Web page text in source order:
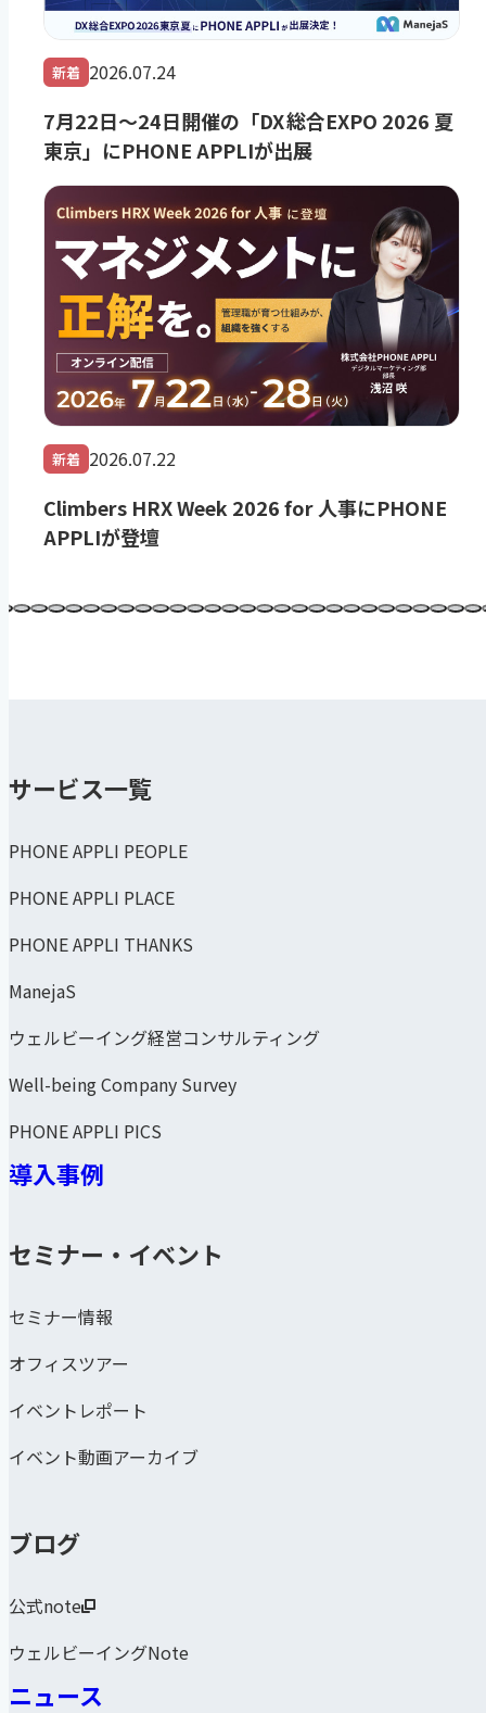
新着 2026.07.24
7月22日～24日開催の「DX 総合EXPO 2026 夏
東京」にPHONE APPLIが出展
新着 2026.07.22
Climbers HRX Week 2026 for 人事にPHONE
APPLIが登壇
サービス一覧
PHONE APPLI PEOPLE
PHONE APPLI PLACE
PHONE APPLI THANKS
ManejaS
ウェルビーイング経営コンサルティング
Well-being Company Survey
PHONE APPLI PICS
導入事例
セミナー・イベント
セミナー情報
オフィスツアー
イベントレポート
イベント動画アーカイブ
ブログ
公式note
ウェルビーイングNote
ニュース